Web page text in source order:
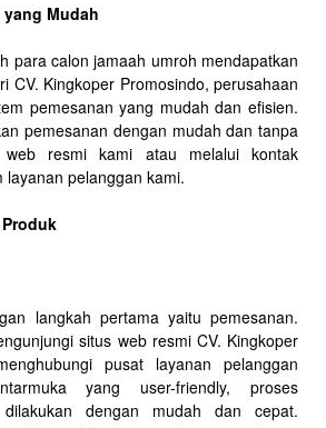
yang Mudah
para calon jamaah umroh mendapatkan
CV. Kingkoper Promosindo, perusahaan
pemesanan yang mudah dan efisien.
pemesanan dengan mudah dan tanpa
resmi kami atau melalui kontak
layanan pelanggan kami.
langkah pertama yaitu pemesanan.
situs web resmi CV. Kingkoper
pusat layanan pelanggan
yang user-friendly, proses
dengan mudah dan cepat.